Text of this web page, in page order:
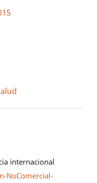
internacional
NoComercial-